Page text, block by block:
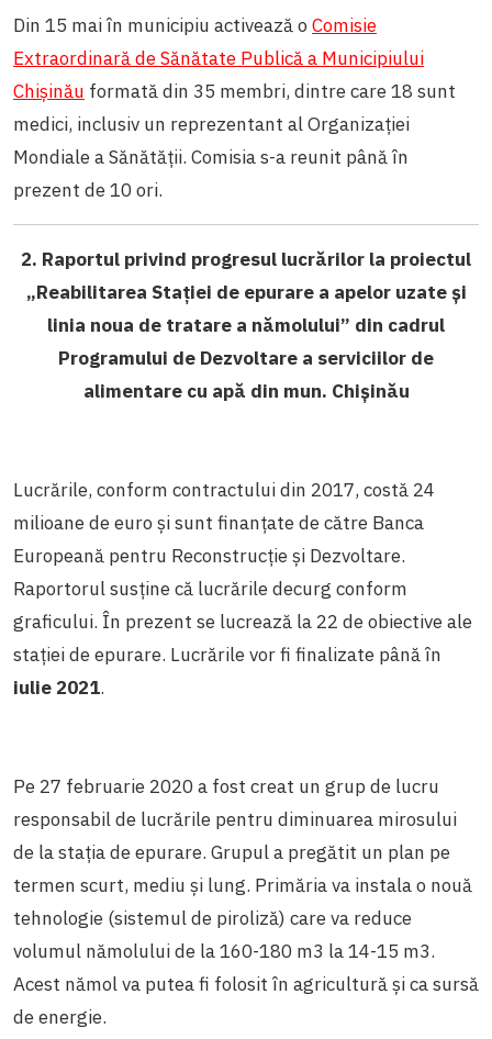
Din 15 mai în municipiu activează oComisie
Extraordinară de Sănătate Publică a Municipiului
Chișinău formată din 35 membri, dintre care 18 sunt
medici, inclusiv un reprezentant al Organizației
Mondiale a Sănătății. Comisia s-a reunit până în
prezent de 10 ori.
2. Raportul privind progresul lucrărilor la proiectul
„Reabilitarea Stației de epurare a apelor uzate și
linia noua de tratare a nămolului” din cadrul
Programului de Dezvoltare a serviciilor de
alimentare cu apă din mun. Chișinău
Lucrările, conform contractului din 2017, costă 24
milioane de euro și sunt finanțate de către Banca
Europeană pentru Reconstrucție și Dezvoltare.
Raportorul susține că lucrările decurg conform
graficului. În prezent se lucrează la 22 de obiective ale
stației de epurare. Lucrările vor fi finalizate până în
iulie 2021.
Pe 27 februarie 2020 a fost creat un grup de lucru
responsabil de lucrările pentru diminuarea mirosului
de la stația de epurare. Grupul a pregătit un plan pe
termen scurt, mediu și lung. Primăria va instala o nouă
tehnologie (sistemul de piroliză) care va reduce
volumul nămolului de la 160-180 m3 la 14-15 m3.
Acest nămol va putea fi folosit în agricultură și ca sursă
de energie.